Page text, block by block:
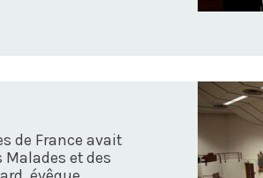
de France avait
Malades et des